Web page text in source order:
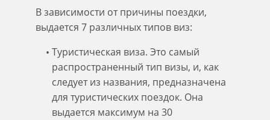
В зависимости от причины поездки,
выдается 7 различных типов виз:
Туристическая виза. Это самый
распространенный тип визы, и, как
следует из названия, предназначена
для туристических поездок. Она
выдается максимум на 30